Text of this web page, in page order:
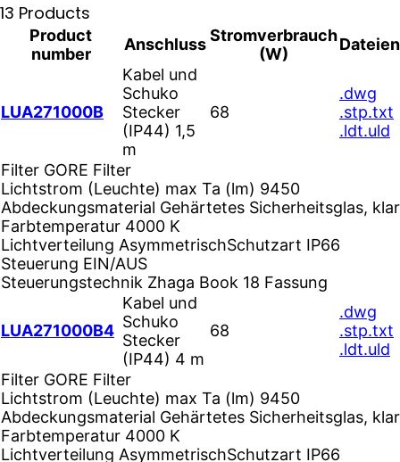
13 Products
Product
number
AnschlussStromverbrauch
(W)
Dateien
LUA271000B
Kabel und
Schuko
Stecker
(IP44) 1,5
m
68
.dwg
.stp.txt
.ldt.uld
Filter GORE Filter
Lichtstrom (Leuchte) max Ta (lm) 9450
Abdeckungsmaterial Gehärtetes Sicherheitsglas, klar
Farbtemperatur 4000 K
Lichtverteilung AsymmetrischSchutzart IP66
Steuerung EIN/AUS
Steuerungstechnik Zhaga Book 18 Fassung
LUA271000B4
Kabel und
Schuko
Stecker
(IP44) 4 m
68
.dwg
.stp.txt
.ldt.uld
Filter GORE Filter
Lichtstrom (Leuchte) max Ta (lm) 9450
Abdeckungsmaterial Gehärtetes Sicherheitsglas, klar
Farbtemperatur 4000 K
Lichtverteilung AsymmetrischSchutzart IP66